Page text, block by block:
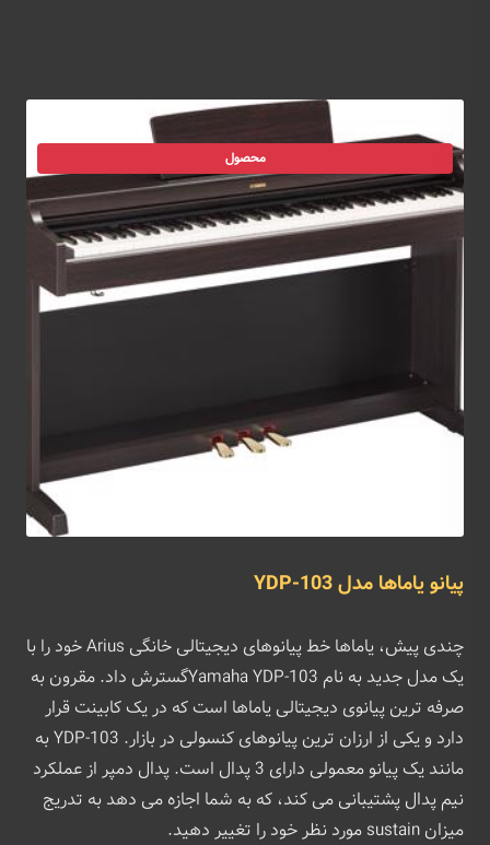
محصول
پیانو یاماها مدل YDP-103
چندی پیش، یاماها خط پیانوهای دیجیتالی خانگی Arius خود را با
یک مدل جدید به نام Yamaha YDP-103گسترش داد. مقرون به
صرفه ترین پیانوی دیجیتالی یاماها است که در یک کابینت قرار
دارد و یکی از ارزان ترین پیانوهای کنسولی در بازار. YDP-103 به
مانند یک پیانو معمولی دارای 3 پدال است. پدال دمپر از عملکرد
نیم پدال پشتیبانی می کند، که به شما اجازه می دهد به تدریج
میزان sustain مورد نظر خود را تغییر دهید.